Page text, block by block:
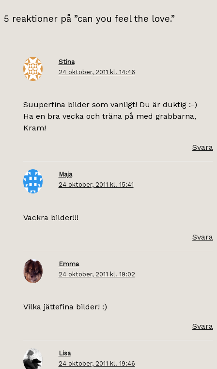
5 reaktioner på ”can you feel the love.”
Stina
24 oktober, 2011 kl. 14:46
Suuperfina bilder som vanligt! Du är duktig :-)
Ha en bra vecka och träna på med grabbarna,
Kram!
Svara
Maja
24 oktober, 2011 kl. 15:41
Vackra bilder!!!
Svara
Emma
24 oktober, 2011 kl. 19:02
Vilka jättefina bilder! :)
Svara
Lisa
24 oktober, 2011 kl. 19:46